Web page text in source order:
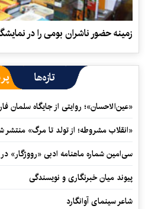
زمینه حضور ناشران بومی را در
تازه‌ها
«عین‌الاحسان»؛ روایتی از جایگاه سلمان
«انقلاب مشروطه؛ از تولد تا مرگ» منتشر
سی‌امین شماره ماهنامه‌ ادبی «رووژگار»
پیوند میان خبرنگاری و نویسندگی
شاعر سینمای آوانگارد